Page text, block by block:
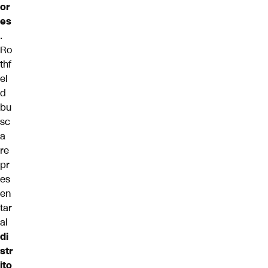
or
es
.
Ro
thf
el
d
bu
sc
a
re
pr
es
en
tar
al
di
str
ito